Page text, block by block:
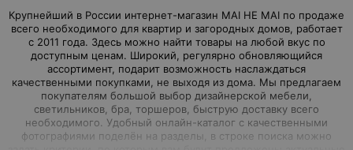
Крупнейший в России интернет-магазин MAI HE MAI по продаже
всего необходимого для квартир и загородных домов, работает
с 2011 года. Здесь можно найти товары на любой вкус по
доступным ценам. Широкий, регулярно обновляющийся
ассортимент, подарит возможность наслаждаться
качественными покупками, не выходя из дома. Мы предлагаем
покупателям большой выбор дизайнерской мебели,
светильников, бра, торшеров, быструю доставку всего
необходимого. Удобный онлайн-каталог с качественными
фотографиями поделён на разделы, в строке поиска можно